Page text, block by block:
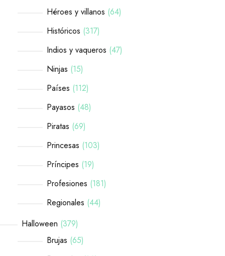
Héroes y villanos 64
Históricos 317
Indios y vaqueros 47
Ninjas 15
Países 112
Payasos 48
Piratas 69
Princesas 103
Príncipes 19
Profesiones 181
Regionales 44
Halloween 379
Brujas 65